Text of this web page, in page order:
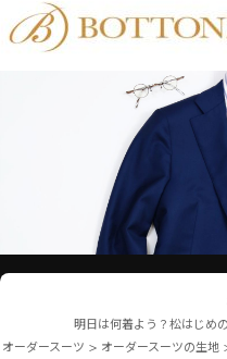
明日は何着よう？松はじめ
オーダースーツ > オーダースーツの生地